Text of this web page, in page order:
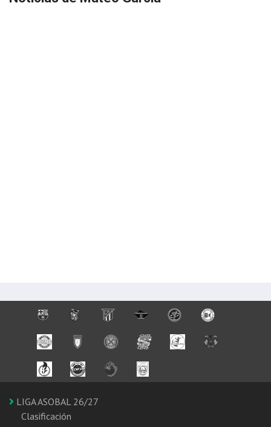
LIGA ASOBAL 26/27
Clasificación